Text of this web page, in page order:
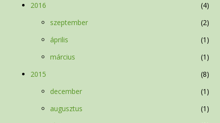
2016
4
szeptember
2
április
1
március
1
2015
8
december
1
augusztus
1